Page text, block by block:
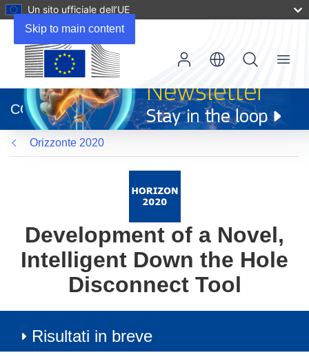
Skip to main content
Un sito ufficiale dell’UE
apre
in
una
nuova
finestra)
CORDIS
Menu
Orizzonte 2020
Development of a Novel,
Intelligent Down the Hole
Disconnect Tool
Risultati in breve